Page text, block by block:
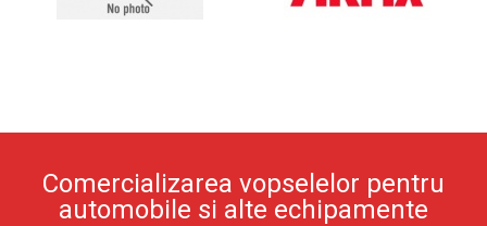
Comercializarea vopselelor pentru
automobile si alte echipamente